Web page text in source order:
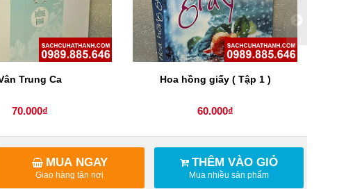
Trung Ca
70.000₫
Hoa hồng giấy ( Tập 1 )
60.000₫
THÊM VÀO GIỎ
Mua nhiều sản phẩm
MUA NGAY
Giao hàng tận nơi